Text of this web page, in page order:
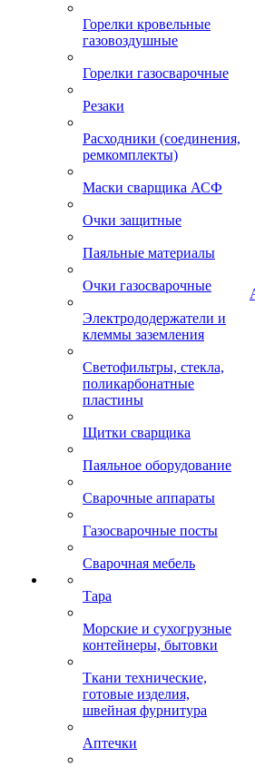
Горелки кровельные
газовоздушные
Горелки газосварочные
Резаки
Расходники (соединения,
ремкомплекты)
Маски сварщика АСФ
Очки защитные
Паяльные материалы
Очки газосварочные
Электрододержатели и
клеммы заземления
Светофильтры, стекла,
поликарбонатные
пластины
Щитки сварщика
Паяльное оборудование
Сварочные аппараты
Газосварочные посты
Сварочная мебель
Тара
Морские и сухогрузные
контейнеры, бытовки
Ткани технические,
готовые изделия,
швейная фурнитура
Аптечки